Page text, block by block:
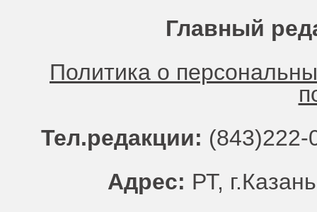
Главный
Политика о
Тел.редакции:
Адрес: РТ,